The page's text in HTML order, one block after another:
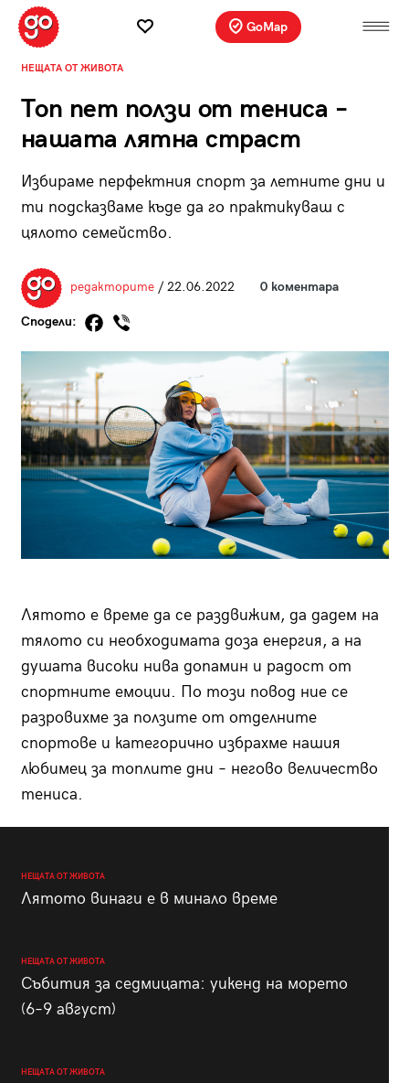
GoMap
НЕЩАТА ОТ ЖИВОТА
Топ пет ползи от тениса –
нашата лятна страст
Избираме перфектния спорт за летните дни и
ти подсказваме къде да го практикуваш с
цялото семейство.
редакторите/ 22.06.2022 0 коментара
Сподели:
Лятото е време да се раздвижим, да дадем на
тялото си необходимата доза енергия, а на
душата високи нива допамин и радост от
спортните емоции. По този повод ние се
разровихме за ползите от отделните
спортове и категорично избрахме нашия
любимец за топлите дни – негово величество
тениса.
НЕЩАТА ОТ ЖИВОТА
Лятото винаги е в минало време
НЕЩАТА ОТ ЖИВОТА
Събития за седмицата: уикенд на морето
(6–9 август)
НЕЩАТА ОТ ЖИВОТА